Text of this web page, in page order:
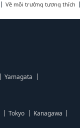
Về môi trường tương thích
Yamagata
Tokyo
Kanagawa